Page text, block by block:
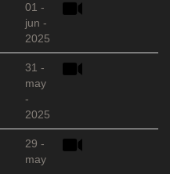
01 -
jun -
2025
31 -
may
-
2025
29 -
may